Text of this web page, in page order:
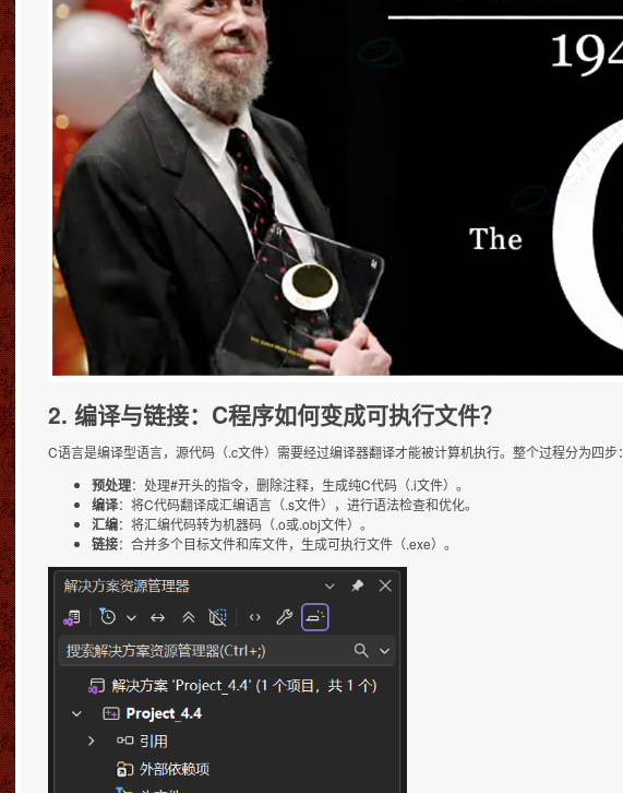
2. 编译与链接：C程序如何变成可执行文件？
C语言是编译型语言，源代码（.c文件）需要经过编译器翻译才能被计算机执行。整个过程分为四步：
预处理：处理#开头的指令，删除注释，生成纯C代码（.i文件）。
编译：将C代码翻译成汇编语言（.s文件），进行语法检查和优化。
汇编：将汇编代码转为机器码（.o或.obj文件）。
链接：合并多个目标文件和库文件，生成可执行文件（.exe）。